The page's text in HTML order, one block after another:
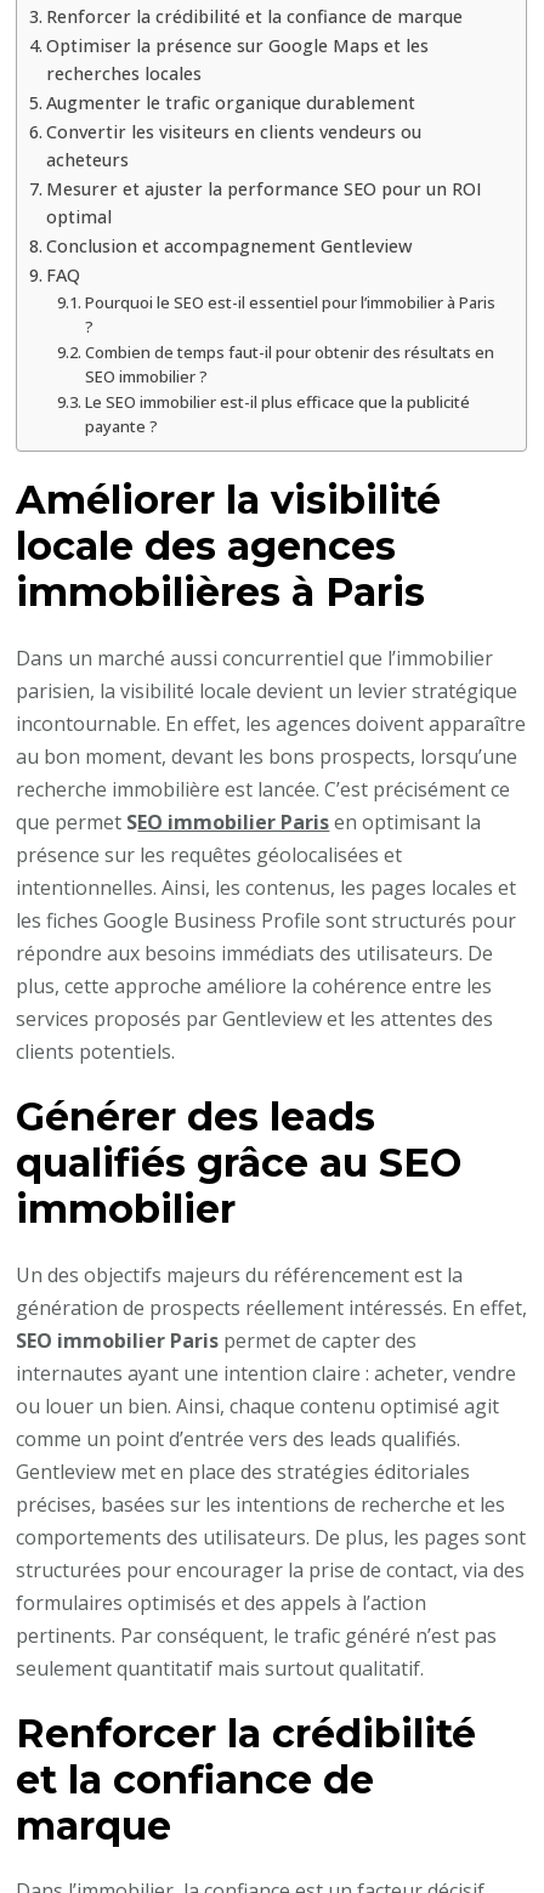
d’atteindre
objectifs
de
efficacement
Renforcer la crédibilité et la confiance de marque
Optimiser la présence sur Google Maps et les
recherches locales
Augmenter le trafic organique durablement
Convertir les visiteurs en clients vendeurs ou
acheteurs
Mesurer et ajuster la performance SEO pour un ROI
optimal
Conclusion et accompagnement Gentleview
FAQ
Pourquoi le SEO est-il essentiel pour l’immobilier à Paris
?
Combien de temps faut-il pour obtenir des résultats en
SEO immobilier ?
Le SEO immobilier est-il plus efficace que la publicité
payante ?
Améliorer la visibilité
locale des agences
immobilières à Paris
Dans un marché aussi concurrentiel que l’immobilier
parisien, la visibilité locale devient un levier stratégique
incontournable. En effet, les agences doivent apparaître
au bon moment, devant les bons prospects, lorsqu’une
recherche immobilière est lancée. C’est précisément ce
que permet SEO immobilier Parisen optimisant la
présence sur les requêtes géolocalisées et
intentionnelles. Ainsi, les contenus, les pages locales et
les fiches Google Business Profile sont structurés pour
répondre aux besoins immédiats des utilisateurs. De
plus, cette approche améliore la cohérence entre les
services proposés par Gentleview et les attentes des
clients potentiels.
Générer des leads
qualifiés grâce au SEO
immobilier
Un des objectifs majeurs du référencement est la
génération de prospects réellement intéressés. En effet,
SEO immobilier Paris permet de capter des
internautes ayant une intention claire : acheter, vendre
ou louer un bien. Ainsi, chaque contenu optimisé agit
comme un point d’entrée vers des leads qualifiés.
Gentleview met en place des stratégies éditoriales
précises, basées sur les intentions de recherche et les
comportements des utilisateurs. De plus, les pages sont
structurées pour encourager la prise de contact, via des
formulaires optimisés et des appels à l’action
pertinents. Par conséquent, le trafic généré n’est pas
seulement quantitatif mais surtout qualitatif.
Renforcer la crédibilité
et la confiance de
marque